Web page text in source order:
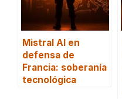
Mistral AI en
defensa de
Francia: soberanía
tecnológica